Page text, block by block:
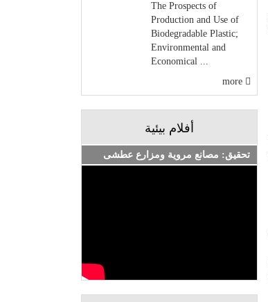
The Prospects of
Production and Use of
Biodegradable Plastic;
Environmental and
Economical ...
أفلام بيئية
تحقيق: مصانع مروية ومزارع عطشى